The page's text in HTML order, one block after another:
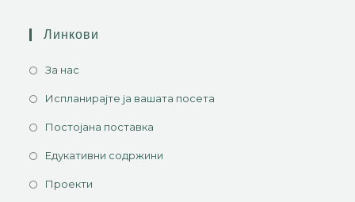
Линкови
За нас
Испланирајте ја вашата посета
Постојана поставка
Едукативни содржини
Проекти